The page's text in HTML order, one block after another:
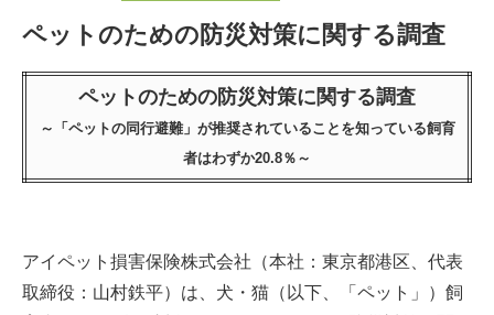
ペットのための防災対策に関する調査
ペットのための防災対策に関する調査
～「ペットの同行避難」が推奨されていることを知っている飼育
者はわずか20.8％～
アイペット損害保険株式会社（本社：東京都港区、代表
取締役：山村鉄平）は、犬・猫（以下、「ペット」）飼